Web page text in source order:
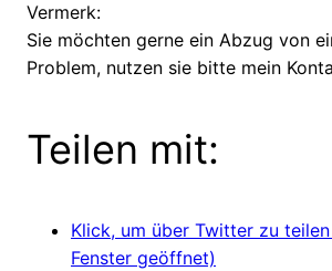
Vermerk:
Sie möchten gerne ein Abzug von
Problem, nutzen sie bitte mein
Teilen mit:
Klick, um über Twitter zu
Fenster geöffnet)